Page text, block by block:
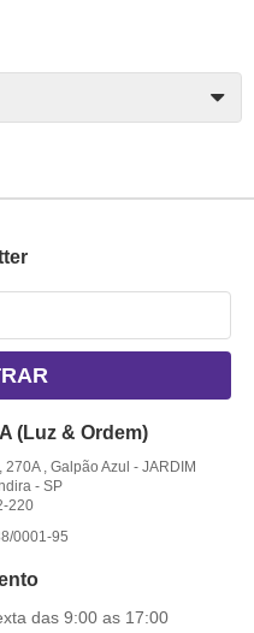
(Luz & Ordem)
270A , Galpão Azul - JARDIM
- SP
220
0001-95
das 9:00 as 17:00